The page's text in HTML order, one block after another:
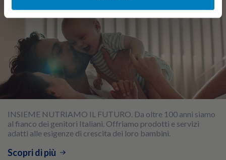
INSIEME NUTRIAMO IL FUTURO. Da oltre 100 anni siamo
al fianco dei genitori Italiani. Offriamo prodotti e servizi
adatti alle esigenze di crescita dei loro bambini.
Scopri di più